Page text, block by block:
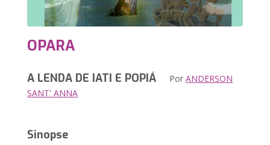
OPARA
A LENDA DE IATI E POPIÁ PorANDERSON
SANT' ANNA
Sinopse